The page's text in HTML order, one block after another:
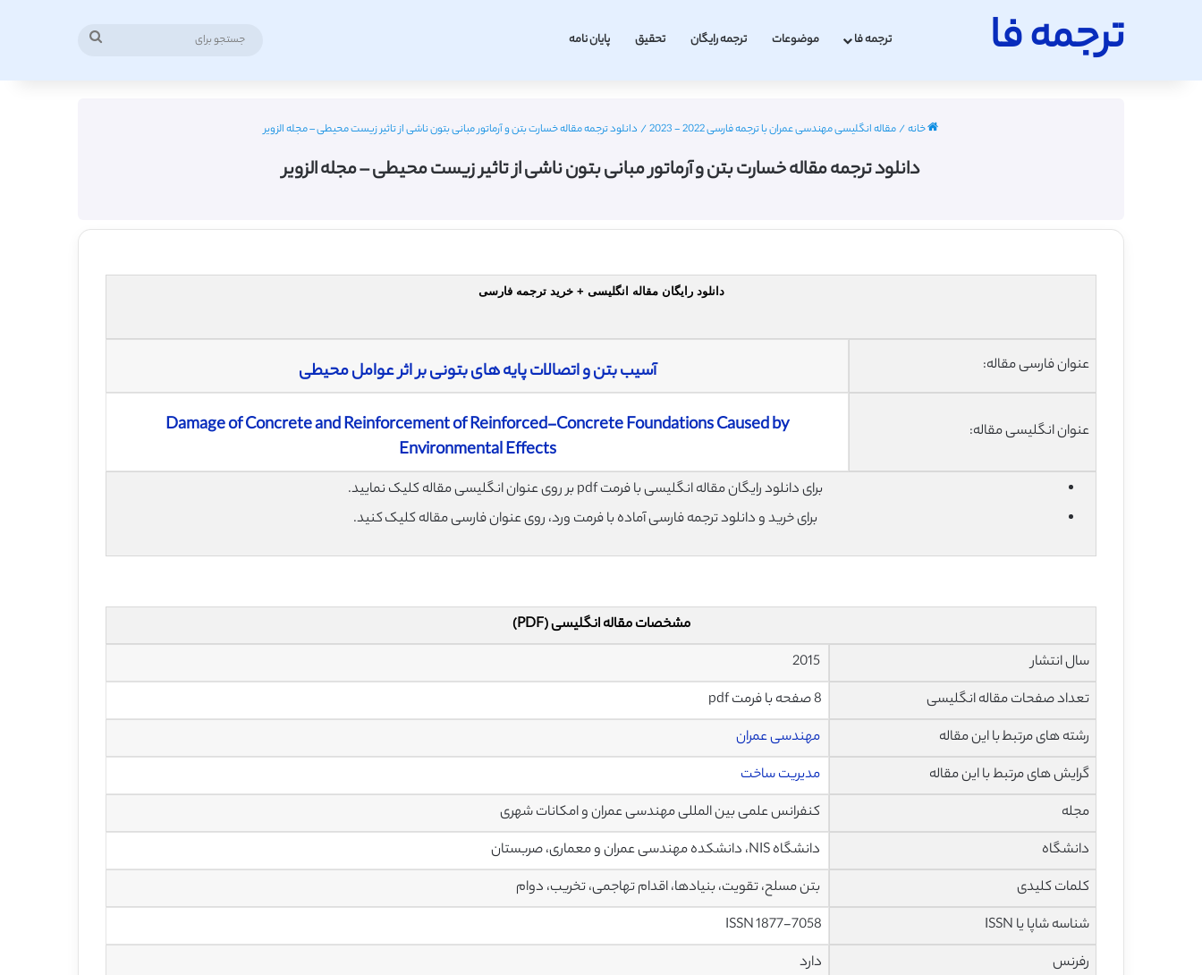
ترجمه فا ترجمه فا موضوعات ترجمه رایگان تحقیق پایان نامه
خانه/مقاله انگلیسی مهندسی عمران با ترجمه فارسی 2022 - 2023 / دانلود ترجمه مقاله خسارت بتن و آرماتور مبانی بتون ناشی از تاثیر زیست محیطی – مجله الزویر
دانلود ترجمه مقاله خسارت بتن و آرماتور مبانی بتون ناشی از تاثیر زیست محیطی – مجله الزویر
دانلود رایگان مقاله انگلیسی + خرید ترجمه فارسی
عنوان فارسی مقاله: آسیب بتن و اتصالات پایه های بتونی بر اثر عوامل محیطی
عنوان انگلیسی مقاله:
Damage of Concrete and Reinforcement of Reinforced-Concrete Foundations Caused by
Environmental Effects
برای دانلود رایگان مقاله انگلیسی با فرمت pdf بر روی عنوان انگلیسی مقاله کلیک نمایید.
برای خرید و دانلود ترجمه فارسی آماده با فرمت ورد، روی عنوان فارسی مقاله کلیک کنید.
مشخصات مقاله انگلیسی (PDF)
سال انتشار
تعداد صفحات مقاله انگلیسی
8 صفحه با فرمت pdf
رشته های مرتبط با این مقاله
مهندسی عمران
گرایش های مرتبط با این مقاله
مدیریت ساخت
مجله
کنفرانس علمی بین المللی مهندسی عمران و امکانات شهری
دانشگاه
دانشگاه NIS، دانشکده مهندسی عمران و معماری، صربستان
کلمات کلیدی
بتن مسلح، تقویت، بنیادها، اقدام تهاجمی، تخریب، دوام
شناسه شاپا یا ISSN
ISSN 1877-7058
رفرنس
دارد